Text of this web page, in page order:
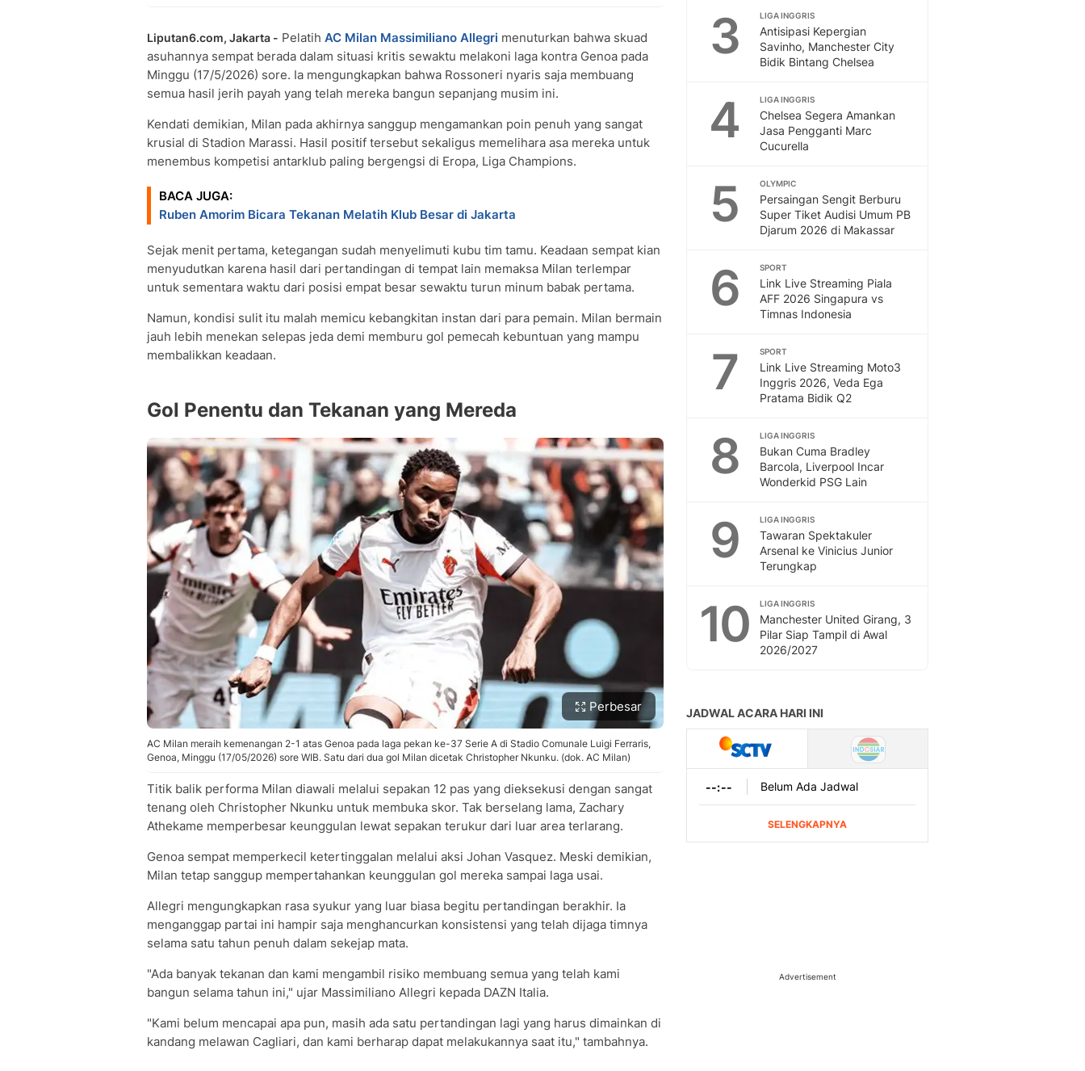
Liputan6.com, Jakarta - Pelatih AC Milan Massimiliano Allegri menuturkan bahwa skuad
asuhannya sempat berada dalam situasi kritis sewaktu melakoni laga kontra Genoa pada
Minggu (17/5/2026) sore. Ia mengungkapkan bahwa Rossoneri nyaris saja membuang
semua hasil jerih payah yang telah mereka bangun sepanjang musim ini.
Kendati demikian, Milan pada akhirnya sanggup mengamankan poin penuh yang sangat
krusial di Stadion Marassi. Hasil positif tersebut sekaligus memelihara asa mereka untuk
menembus kompetisi antarklub paling bergengsi di Eropa, Liga Champions.
BACA JUGA:
Ruben Amorim Bicara Tekanan Melatih Klub Besar di Jakarta
Sejak menit pertama, ketegangan sudah menyelimuti kubu tim tamu. Keadaan sempat kian
menyudutkan karena hasil dari pertandingan di tempat lain memaksa Milan terlempar
untuk sementara waktu dari posisi empat besar sewaktu turun minum babak pertama.
Namun, kondisi sulit itu malah memicu kebangkitan instan dari para pemain. Milan bermain
jauh lebih menekan selepas jeda demi memburu gol pemecah kebuntuan yang mampu
membalikkan keadaan.
Gol Penentu dan Tekanan yang Mereda
Perbesar
AC Milan meraih kemenangan 2-1 atas Genoa pada laga pekan ke-37 Serie A di Stadio Comunale Luigi Ferraris,
Genoa, Minggu (17/05/2026) sore WIB. Satu dari dua gol Milan dicetak Christopher Nkunku. (dok. AC Milan)
Titik balik performa Milan diawali melalui sepakan 12 pas yang dieksekusi dengan sangat
tenang oleh Christopher Nkunku untuk membuka skor. Tak berselang lama, Zachary
Athekame memperbesar keunggulan lewat sepakan terukur dari luar area terlarang.
Genoa sempat memperkecil ketertinggalan melalui aksi Johan Vasquez. Meski demikian,
Milan tetap sanggup mempertahankan keunggulan gol mereka sampai laga usai.
Allegri mengungkapkan rasa syukur yang luar biasa begitu pertandingan berakhir. Ia
menganggap partai ini hampir saja menghancurkan konsistensi yang telah dijaga timnya
selama satu tahun penuh dalam sekejap mata.
"Ada banyak tekanan dan kami mengambil risiko membuang semua yang telah kami
bangun selama tahun ini," ujar Massimiliano Allegri kepada DAZN Italia.
"Kami belum mencapai apa pun, masih ada satu pertandingan lagi yang harus dimainkan di
kandang melawan Cagliari, dan kami berharap dapat melakukannya saat itu," tambahnya.
3 LIGA INGGRIS
Antisipasi Kepergian
Savinho, Manchester City
Bidik Bintang Chelsea
4 LIGA INGGRIS
Chelsea Segera Amankan
Jasa Pengganti Marc
Cucurella
5 OLYMPIC
Persaingan Sengit Berburu
Super Tiket Audisi Umum PB
Djarum 2026 di Makassar
6 SPORT
Link Live Streaming Piala
AFF 2026 Singapura vs
Timnas Indonesia
7 SPORT
Link Live Streaming Moto3
Inggris 2026, Veda Ega
Pratama Bidik Q2
8 LIGA INGGRIS
Bukan Cuma Bradley
Barcola, Liverpool Incar
Wonderkid PSG Lain
9 LIGA INGGRIS
Tawaran Spektakuler
Arsenal ke Vinicius Junior
Terungkap
10 LIGA INGGRIS
Manchester United Girang, 3
Pilar Siap Tampil di Awal
2026/2027
Advertisement